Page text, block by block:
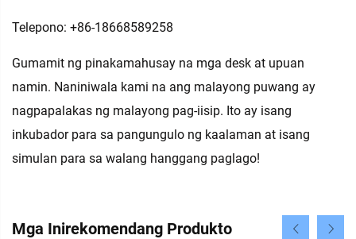
Telepono: +86-18668589258
Gumamit ng pinakamahusay na mga desk at upuan
namin. Naniniwala kami na ang malayong puwang ay
nagpapalakas ng malayong pag-iisip. Ito ay isang
inkubador para sa pangungulo ng kaalaman at isang
simulan para sa walang hanggang paglago!
Mga Inirekomendang Produkto